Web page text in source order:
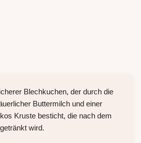
Blechkuchen, der durch die
Buttermilch und einer
Kruste besticht, die nach dem
wird.